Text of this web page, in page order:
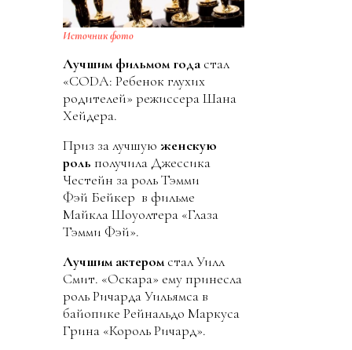
Источник фото
Лучшим фильмом года стал
«CODA: Ребенок глухих
родителей» режиссера Шана
Хейдера.
Приз за лучшую женскую
роль получила Джессика
Честейн за роль Тэмми
Фэй Бейкер в фильме
Майкла Шоуолтера «Глаза
Тэмми Фэй».
Лучшим актером стал Уилл
Смит. «Оскара» ему принесла
роль Ричарда Уильямса в
байопике Рейнальдо Маркуса
Грина «Король Ричард».